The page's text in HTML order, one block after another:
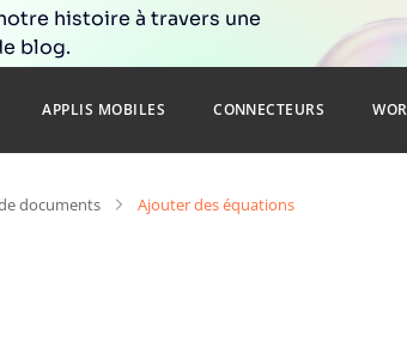
histoire à travers une
blog.
APPLIS MOBILES CONNECTEURS
documents Ajouter des équations